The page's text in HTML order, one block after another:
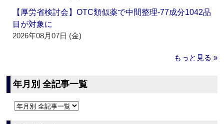
【厚労省検討会】OTC類似薬で中間整理‐77成分1042品
目が対象に
2026年08月07日 (金)
もっと見る »
年月別 全記事一覧